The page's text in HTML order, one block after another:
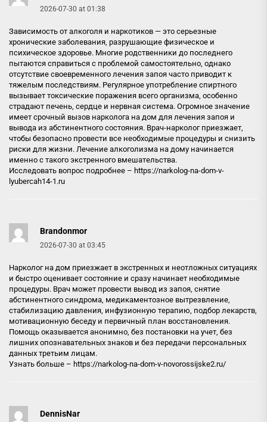
2026-07-30 at 01:38
Зависимость от алкоголя и наркотиков — это серьезные
хронические заболевания, разрушающие физическое и
психическое здоровье. Многие родственники до последнего
пытаются справиться с проблемой самостоятельно, однако
отсутствие своевременного лечения запоя часто приводит к
тяжелым последствиям. Регулярное употребление спиртного
вызывает токсические поражения всего организма, особенно
страдают печень, сердце и нервная система. Огромное значение
имеет срочный вызов нарколога на дом для лечения запоя и
вывода из абстинентного состояния. Врач-нарколог приезжает,
чтобы безопасно провести все необходимые процедуры и снизить
риски для жизни. Лечение алкоголизма на дому начинается
именно с такого экстренного вмешательства.
Исследовать вопрос подробнее – https://narkolog-na-dom-v-
lyubercah14-1.ru
Brandonmor
2026-07-30 at 03:45
Нарколог на дом приезжает в экстренных и неотложных ситуациях
и быстро оценивает состояние и сразу начинает необходимые
процедуры. Врач может провести вывод из запоя, снятие
абстинентного синдрома, медикаментозное вытрезвление,
стабилизацию давления, инфузионную терапию, подбор лекарств,
мотивационную беседу и первичный план восстановления.
Помощь оказывается анонимно, без постановки на учет, без
лишних опознавательных знаков и без передачи персональных
данных третьим лицам.
Узнать больше – https://narkolog-na-dom-v-novorossijske2.ru/
DennisNar